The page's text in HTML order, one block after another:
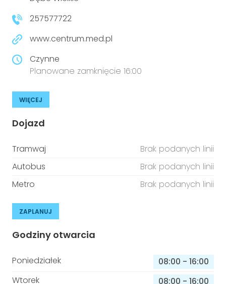
Prawo
Prawa osób z niepełnosprawnościami
257577722
www.centrum.med.pl
Czynne
Planowane zamknięcie 16:00
WIĘCEJ
Dojazd
Tramwaj
Brak podanych linii
Autobus
Brak podanych linii
Metro
Brak podanych linii
ZAPLANUJ
Godziny otwarcia
Poniedziałek 08:00 - 16:00
Wtorek
08:00 - 16:00